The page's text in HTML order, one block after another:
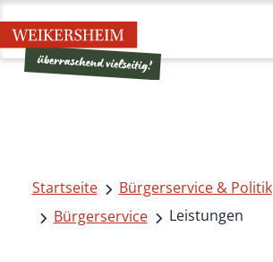
Startseite
Bürgerservice & Politik
Bürgerservice
Leistungen